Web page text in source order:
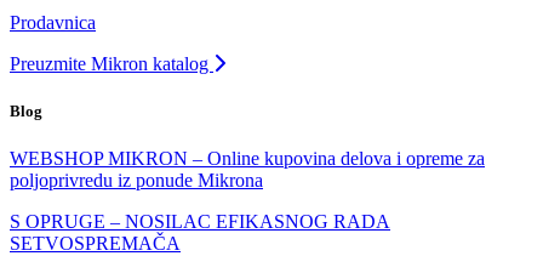
Prodavnica
Preuzmite Mikron katalog
Blog
WEBSHOP MIKRON – Online kupovina delova i opreme za
poljoprivredu iz ponude Mikrona
S OPRUGE – NOSILAC EFIKASNOG RADA
SETVOSPREMAČA